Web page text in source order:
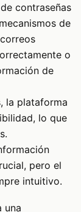
contraseñas
de
o
de
la plataforma
lo que
pero el
intuitivo.
una